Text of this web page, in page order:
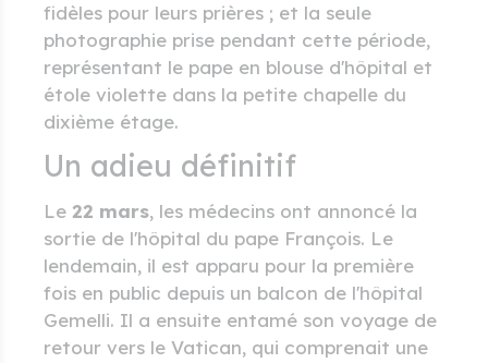
fidèles pour leurs prières ; et la seule
photographie prise pendant cette période,
représentant le pape en blouse d'hôpital et
étole violette dans la petite chapelle du
dixième étage.
Un adieu définitif
Le 22 mars, les médecins ont annoncé la
sortie de l'hôpital du pape François. Le
lendemain, il est apparu pour la première
fois en public depuis un balcon de l'hôpital
Gemelli. Il a ensuite entamé son voyage de
retour vers le Vatican, qui comprenait une